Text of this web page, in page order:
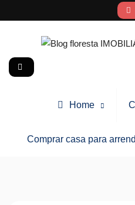
to
Blog floresta
Home
Comprar casa para